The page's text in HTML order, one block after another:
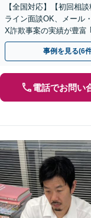
【全国対応】【初回相
ライン面談OK、メール
X詐欺事案の実績が豊富
さい。
事例を見る(6
電話でお問い